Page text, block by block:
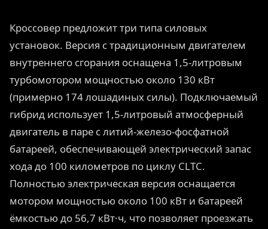
Кроссовер предложит три типа силовых
установок. Версия с традиционным двигателем
внутреннего сгорания оснащена 1,5-литровым
турбомотором мощностью около 130 кВт
(примерно 174 лошадиных силы). Подключаемый
гибрид использует 1,5-литровый атмосферный
двигатель в паре с литий-железо-фосфатной
батареей, обеспечивающей электрический запас
хода до 100 километров по циклу CLTC.
Полностью электрическая версия оснащается
мотором мощностью около 100 кВт и батареей
ёмкостью до 56,7 кВт·ч, что позволяет проезжать